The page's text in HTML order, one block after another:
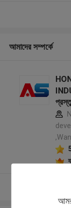
আমাদের সম্পর্কে